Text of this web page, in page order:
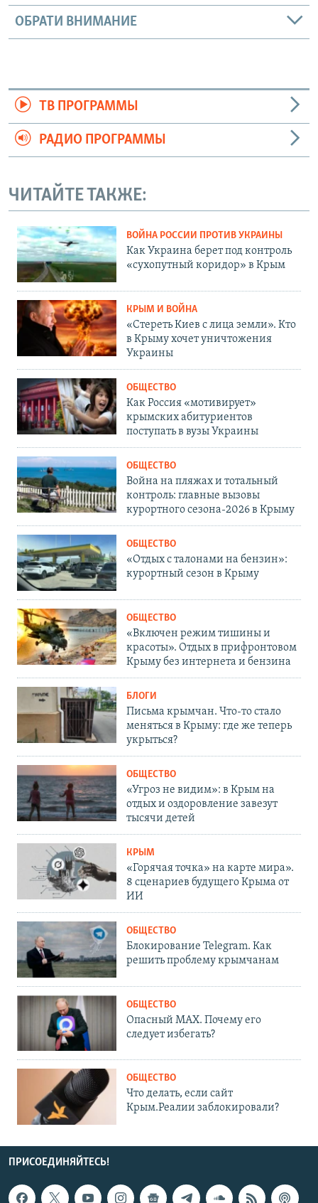
ОБРАТИ ВНИМАНИЕ
ТВ ПРОГРАММЫ
РАДИО ПРОГРАММЫ
ЧИТАЙТЕ ТАКЖЕ:
ВОЙНА РОССИИ ПРОТИВ УКРАИНЫ
Как Украина берет под контроль
«сухопутный коридор» в Крым
КРЫМ И ВОЙНА
«Стереть Киев с лица земли». Кто
в Крыму хочет уничтожения
Украины
ОБЩЕСТВО
Как Россия «мотивирует»
крымских абитуриентов
поступать в вузы Украины
ОБЩЕСТВО
Война на пляжах и тотальный
контроль: главные вызовы
курортного сезона-2026 в Крыму
ОБЩЕСТВО
«Отдых с талонами на бензин»:
курортный сезон в Крыму
ОБЩЕСТВО
«Включен режим тишины и
красоты». Отдых в прифронтовом
Крыму без интернета и бензина
БЛОГИ
Письма крымчан. Что-то стало
меняться в Крыму: где же теперь
укрыться?
ОБЩЕСТВО
«Угроз не видим»: в Крым на
отдых и оздоровление завезут
тысячи детей
КРЫМ
«Горячая точка» на карте мира».
8 сценариев будущего Крыма от
ИИ
ОБЩЕСТВО
Блокирование Telegram. Как
решить проблему крымчанам
ОБЩЕСТВО
Опасный MAX. Почему его
следует избегать?
ОБЩЕСТВО
Что делать, если сайт
Крым.Реалии заблокировали?
ПРИСОЕДИНЯЙТЕСЬ!